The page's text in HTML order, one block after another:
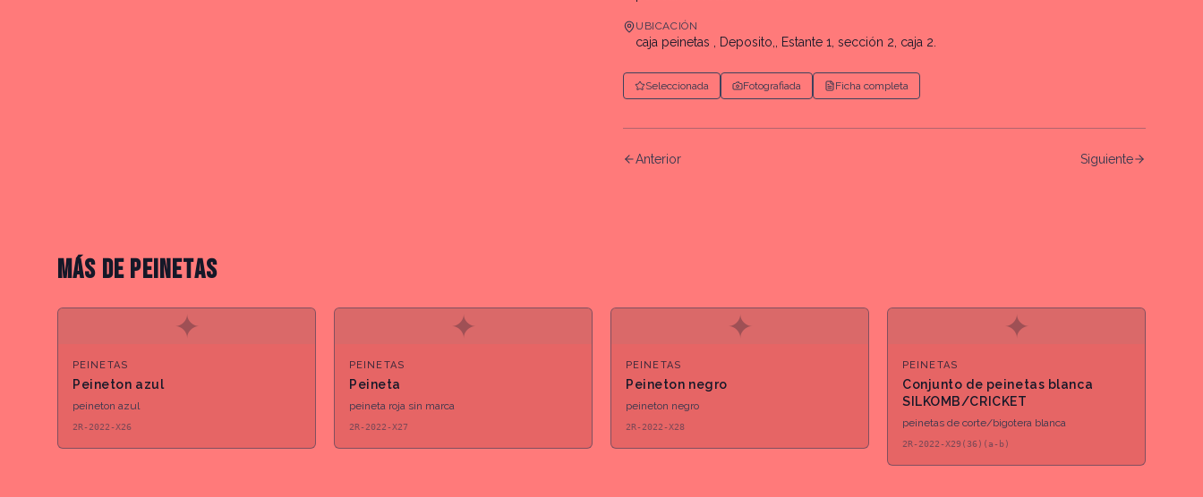
UBICACIÓN
caja peinetas , Deposito,, Estante 1, sección 2, caja 2.
Seleccionada Fotografiada Ficha completa
Anterior Siguiente
MÁS DEPEINETAS
✦
PEINETAS
Peineton azul
peineton azul
2R-2022-X26
✦
PEINETAS
Peineta
peineta roja sin marca
2R-2022-X27
✦
PEINETAS
Peineton negro
peineton negro
2R-2022-X28
✦
PEINETAS
Conjunto de peinetas blanca
SILKOMB/CRICKET
peinetas de corte/bigotera blanca
2R-2022-X29(36)(a-b)